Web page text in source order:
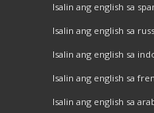
Isalin ang english sa
Isalin ang english sa
Isalin ang english sa
Isalin ang english sa
Isalin ang english sa